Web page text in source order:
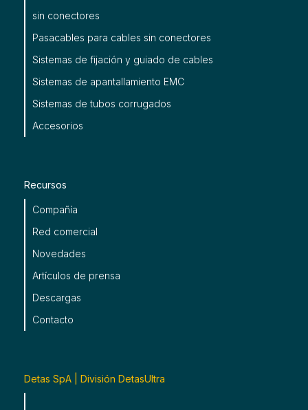
sin conectores
Pasacables para cables sin conectores
Sistemas de fijación y guiado de cables
Sistemas de apantallamiento EMC
Sistemas de tubos corrugados
Accesorios
Recursos
Compañía
Red comercial
Novedades
Artículos de prensa
Descargas
Contacto
Detas SpA | División DetasUltra